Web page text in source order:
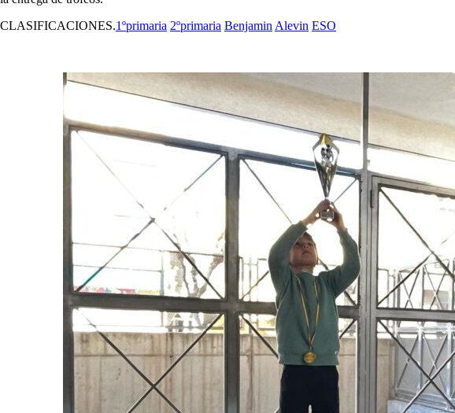
CLASIFICACIONES.1ºprimaria 2ºprimaria Benjamin Alevin ESO